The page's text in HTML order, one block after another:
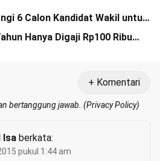
6 Calon Kandidat Wakil untuk
Hanya Digaji Rp100 Ribu
+ Komentari
bertanggung jawab. (Privacy Policy)
Isa berkata:
pukul 1:44 am